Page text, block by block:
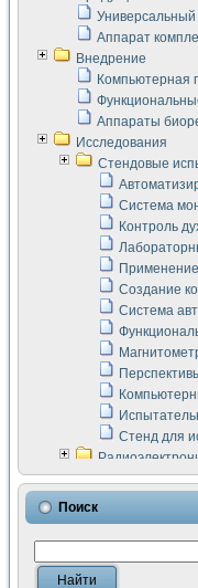
Универсальный
Аппарат
Внедрение
Компьютерная
Аппараты
Исследования
Стендовые
Система
Контроль
Создание
Система
Стенд для
LabVIEW в
Измерение
Поиск